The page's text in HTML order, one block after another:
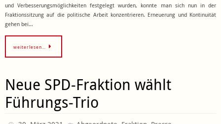
und Verbesserungsmöglichkeiten festgelegt wurden, konnte man sich nun in der
Fraktionssitzung auf die politische Arbeit konzentrieren. Erneuerung und Kontinuität
gehen bei…
weiterlesen…
Neue SPD-Fraktion wählt
Führungs-Trio